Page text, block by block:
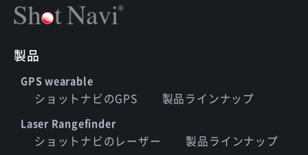
製品
GPS wearable
ショットナビのGPS 製品ラインナップ
Laser Rangefinder
ショットナビのレーザー 製品ラインナップ